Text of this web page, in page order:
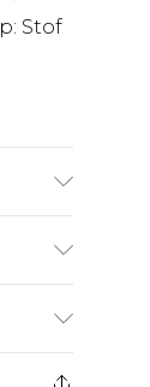
Stof
€7.99